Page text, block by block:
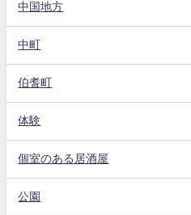
中国地方
中町
伯耆町
体験
個室のある居酒屋
公園